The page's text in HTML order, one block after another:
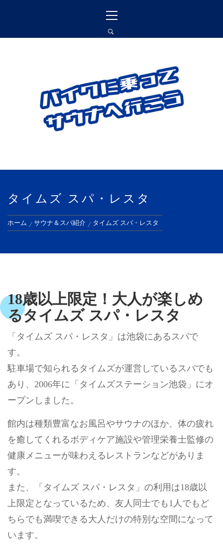
イ
ン
ー
バイクに乗ってサウナ
へ行こう
タイムズ スパ・レスタ
ホーム サウナ＆スパ紹介 タイムズ スパ・レスタ
18歳以上限定！大人が楽しめ
るタイムズ スパ・レスタ
「タイムズ スパ・レスタ」は池袋にあるスパで
す。
駐車場で知られるタイムズが運営しているスパでも
あり、2006年に「タイムズステーション池袋」にオ
ープンしました。
館内は種類豊富なお風呂やサウナのほか、体の疲れ
を癒してくれるボディケア施設や管理栄養士監修の
健康メニューが味わえるレストランなどがありま
す。
また、「タイムズ スパ・レスタ」の利用は18歳以
上限定となっているため、友人同士でも1人でもど
ちらでも満喫できる大人だけの特別な空間になって
います。